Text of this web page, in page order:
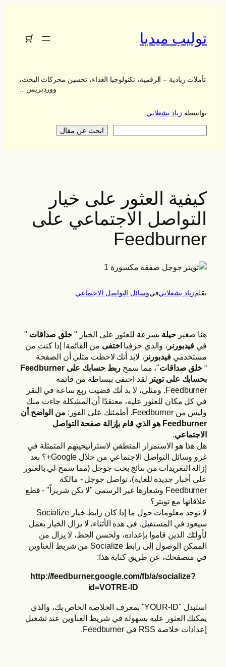
توليب ميديا
تأملات ريادية – الرقمية، تكنولوجيا الغذاء، تحسين محركات البحث،
ووردبريس…
بواسطة زياد بشعلاني
ابحث عن مقال
كيفية العثور على خيار
التواصل الاجتماعي على
Feedburner
بقلمزياد بشعلانيفيوسائل التواصل الاجتماعي
هنا صغيرحيلة بسرعة للعثور على الخيار "خلق صداقات "
في فيدبورنر ، والذي حرفيااختفى من القائمة! إذا كنت من
مستخدميفيدبورنر ، لابد أنك لاحظت مثلي أن الصفحة
“ خلق صداقات"، مما سمح
ربط حسابك على Feedburner
بحسابك على تويتر لقد اختفى ببساطة من قائمة
Feedburner. ومثلي، لا بد أنك قضيت ربع ساعة في النقر
في كل مكان للعثور عليه، معتقدًا أن المشكلة جاءت منك
وليس من Feedburner. أطمئنك على الفور:
من الواضح أن
Feedburner هو الذي قام بإزالة صفحة التواصل
الاجتماعي.
هل هذا هو الاستمرار المنطقي لاستراتيجيتهم المتمثلة في
غزو وسائل التواصل الاجتماعي من خلال Google+؟ بعد
إزالة التغريدات من نتائج بحث جوجل (مما سمح لي بالعثور
على أخبار جديدة للغاية)، تواصل جوجل - مالكة
Feedburner وشعارها غير الرسمي "لا تكن شريراً" - قطع
علاقاتها مع تويتر؟
لا توجد معلومات حول ما إذا كان رابط خيار Socialize
سيعود في المستقبل. في هذه الأثناء، لا يزال الخيار يعمل
لأولئك الذين قاموا بإعداده، ولحسن الحظ، لا يزال من
الممكن الوصول إلى رابط Socialize من شريط العناوين
في متصفحك، عن طريق كتابة هذا:
http://feedburner.google.com/fb/a/socialize?
id=VOTRE-ID
استبدل "YOUR-ID" بمعرف الخلاصة الخاص بك، والذي
يمكنك العثور عليه بسهولة في شريط العناوين عند تشغيل
إعدادات خلاصة RSS في Feedburner.